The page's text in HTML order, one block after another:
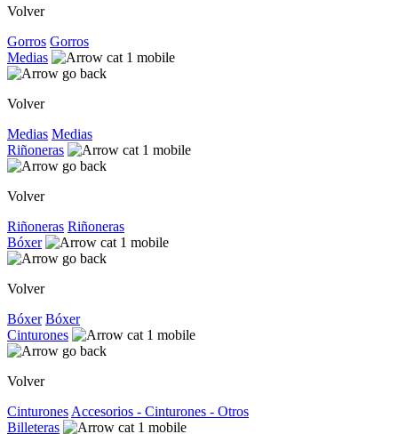
Volver
Gorros Gorros
Medias
Volver
Medias Medias
Riñoneras
Volver
Riñoneras Riñoneras
Bóxer
Volver
Bóxer Bóxer
Cinturones
Volver
Cinturones Accesorios - Cinturones - Otros
Billeteras